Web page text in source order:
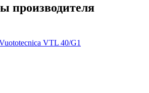
производителя